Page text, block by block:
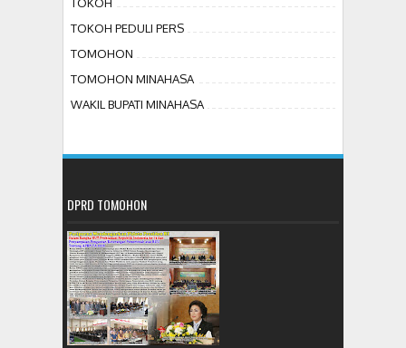
TOKOH
TOKOH PEDULI PERS
TOMOHON
TOMOHON MINAHASA
WAKIL BUPATI MINAHASA
DPRD TOMOHON